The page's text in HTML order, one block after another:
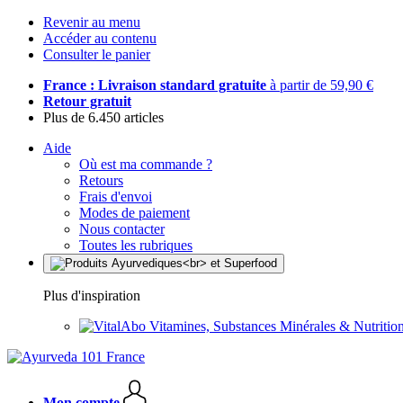
Revenir au menu
Accéder au contenu
Consulter le panier
France : Livraison standard gratuite à partir de 59,90 €
Retour gratuit
Plus de 6.450 articles
Aide
Où est ma commande ?
Retours
Frais d'envoi
Modes de paiement
Nous contacter
Toutes les rubriques
Plus d'inspiration
Vitamines, Substances Minérales &